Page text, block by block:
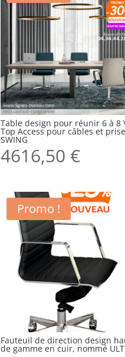
Table design pour réunir 6 à 8
Top Access pour câbles et
SWING
4616,50€
Promo !
Fauteuil de direction design
de gamme en cuir, nommé